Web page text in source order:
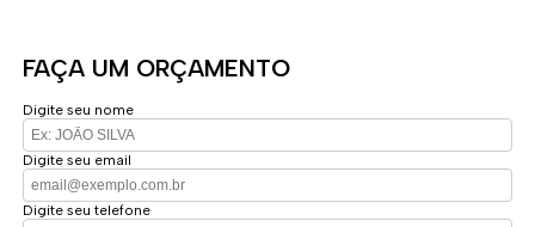
FAÇA UM ORÇAMENTO
Digite seu nome
Digite seu email
Digite seu telefone